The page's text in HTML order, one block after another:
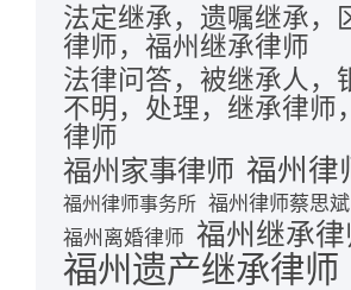
法定继承，遗嘱继承，
律师，福州继承律师
法律问答，被继承人，
不明，处理，继承律师
律师
福州家事律师 福州律
福州律师事务所 福州律师蔡思斌
福州离婚律师 福州继承律
福州遗产继承律师